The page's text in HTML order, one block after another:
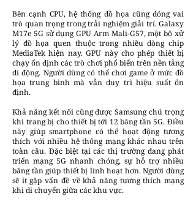
Bên cạnh CPU, hệ thống đồ họa cũng đóng vai
trò quan trọng trong trải nghiệm giải trí. Galaxy
M17e 5G sử dụng GPU Arm Mali-G57, một bộ xử
lý đồ họa quen thuộc trong nhiều dòng chip
MediaTek hiện nay. GPU này cho phép thiết bị
chạy ổn định các trò chơi phổ biến trên nền tảng
di động. Người dùng có thể chơi game ở mức đồ
họa trung bình mà vẫn duy trì hiệu suất ổn
định.
Khả năng kết nối cũng được Samsung chú trọng
khi trang bị cho thiết bị tới 12 băng tần 5G. Điều
này giúp smartphone có thể hoạt động tương
thích với nhiều hệ thống mạng khác nhau trên
toàn cầu. Đặc biệt tại các thị trường đang phát
triển mạng 5G nhanh chóng, sự hỗ trợ nhiều
băng tần giúp thiết bị linh hoạt hơn. Người dùng
sẽ ít gặp vấn đề về khả năng tương thích mạng
khi di chuyển giữa các khu vực.